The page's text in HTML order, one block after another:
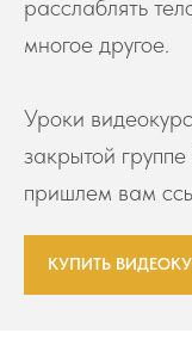
расслаблять
многое другое.
Уроки
закрытой
пришлем вам
КУПИТЬ